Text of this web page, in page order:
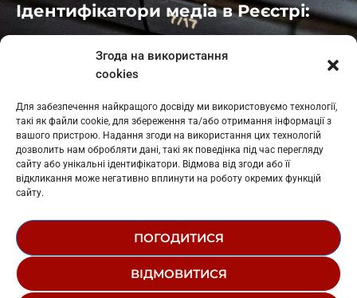
Згода на використання
cookies
Для забезпечення найкращого досвіду ми використовуємо технології,
такі як файли cookie, для збереження та/або отримання інформації з
вашого пристрою. Надання згоди на використання цих технологій
дозволить нам обробляти дані, такі як поведінка під час перегляду
сайту або унікальні ідентифікатори. Відмова від згоди або її
відкликання може негативно вплинути на роботу окремих функцій
сайту.
ПОГОДИТИСЯ
ВІДМОВИТИСЯ
Ідентифікатори медіа в Реєстрі:
: L11-01410
: L11-01801
Косів: L11-01805
Гарасимів: L11-02274
© 1995-2026 РК «ЗАХІДНИЙ ПОЛЮС»